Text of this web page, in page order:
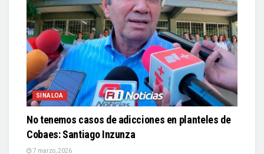
SINALOA
No tenemos casos de adicciones en planteles de
Cobaes: Santiago Inzunza
7 marzo, 2026